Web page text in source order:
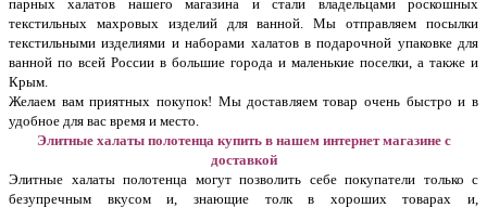
парных халатов нашего магазина и стали владельцами роскошных
текстильных махровых изделий для ванной. Мы отправляем посылки
текстильными изделиями и наборами халатов в подарочной упаковке для
ванной по всей России в большие города и маленькие поселки, а также и
Крым.
Желаем вам приятных покупок! Мы доставляем товар очень быстро и в
удобное для вас время и место.
Элитные халаты полотенца купить в нашем интернет магазине с
доставкой
Элитные халаты полотенца могут позволить себе покупатели только с
безупречным вкусом и, знающие толк в хороших товарах и,